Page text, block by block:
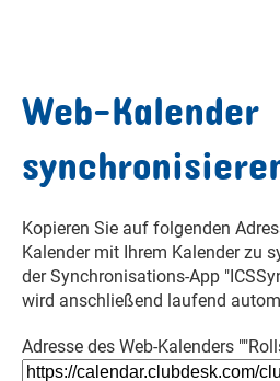
Web-Kalender
Kopieren Sie auf folgenden
Kalender mit Ihrem Kalender zu
der Synchronisations-App
wird anschließend laufend
Adresse des Web-Kalenders